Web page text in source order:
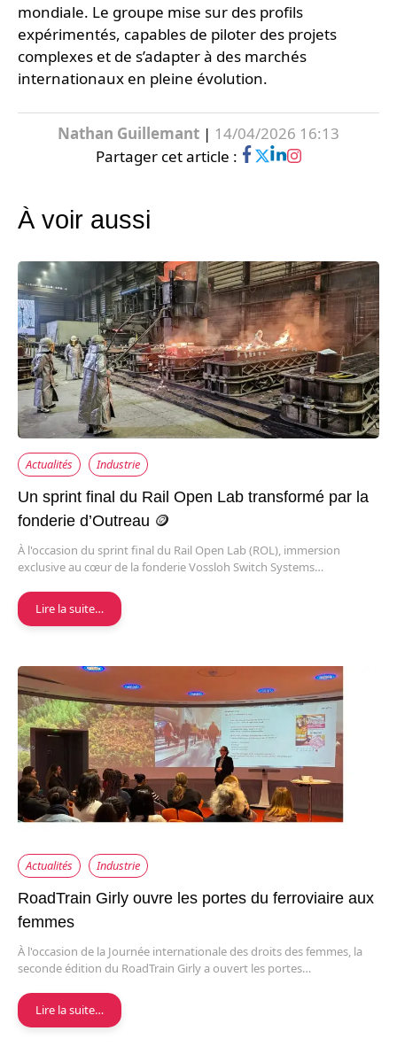
mondiale. Le groupe mise sur des profils
expérimentés, capables de piloter des projets
complexes et de s’adapter à des marchés
internationaux en pleine évolution.
Nathan Guillemant | 14/04/2026 16:13
Partager cet article :
À voir aussi
Actualités Industrie
Un sprint final du Rail Open Lab transformé par la
fonderie d’Outreau 🪙
À l'occasion du sprint final du Rail Open Lab (ROL), immersion
exclusive au cœur de la fonderie Vossloh Switch Systems…
Lire la suite…
Actualités Industrie
RoadTrain Girly ouvre les portes du ferroviaire aux
femmes
À l'occasion de la Journée internationale des droits des femmes, la
seconde édition du RoadTrain Girly a ouvert les portes…
Lire la suite…